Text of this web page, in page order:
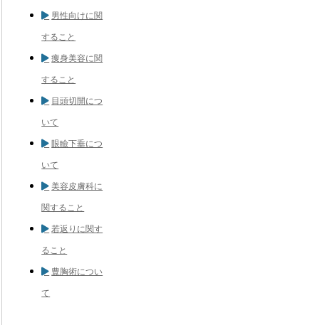
男性向けに関
すること
痩身美容に関
すること
目頭切開につ
いて
眼瞼下垂につ
いて
美容皮膚科に
関すること
若返りに関す
ること
豊胸術につい
て